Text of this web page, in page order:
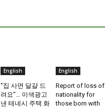
English
“집 사면 달걀 드
려요”… 이색광고
낸 테네시 주택 화
English
Report of loss of
nationality for
those born with